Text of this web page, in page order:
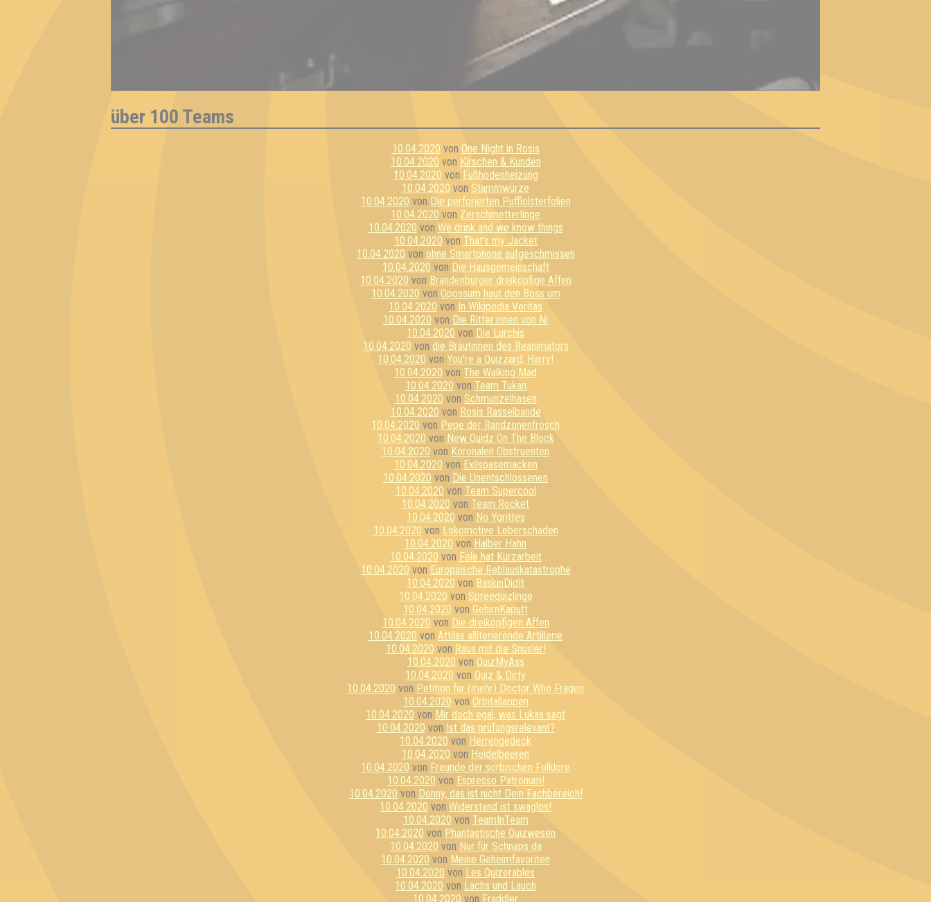
über 100 Teams
10.04.2020 von One Night in Rosis
10.04.2020 von Kirschen & Kunden
10.04.2020 von Fußhodenheizung
10.04.2020 von Stammwürze
10.04.2020 von Die perforierten Pufflolsterfolien
10.04.2020 von Zerschmetterlinge
10.04.2020 von We drink and we know things
10.04.2020 von That's my Jacket
10.04.2020 von ohne Smartphone aufgeschmissen
10.04.2020 von Die Hausgemeinschaft
10.04.2020 von Brandenburger dreiköpfige Affen
10.04.2020 von Opossum haut den Boss um
10.04.2020 von In Wikipedia Veritas
10.04.2020 von Die Ritter:innen von Ni
10.04.2020 von Die Lurchis
10.04.2020 von die Bräutinnen des Reanimators
10.04.2020 von You're a Quizzard, Harry!
10.04.2020 von The Walking Mad
10.04.2020 von Team Tukan
10.04.2020 von Schmunzelhasen
10.04.2020 von Rosis Rasselbande
10.04.2020 von Pepe der Randzonenfrosch
10.04.2020 von New Quidz On The Block
10.04.2020 von Koronalen Obstruenten
10.04.2020 von Exilspasemacken
10.04.2020 von Die Unentschlossenen
10.04.2020 von Team Supercool
10.04.2020 von Team Rocket
10.04.2020 von No Ygrittes
10.04.2020 von Lokomotive Leberschaden
10.04.2020 von Halber Hahn
10.04.2020 von Fele hat Kurzarbeit
10.04.2020 von Europäische Reblauskatastrophe
10.04.2020 von BaskinDidIt
10.04.2020 von Spreequizlinge
10.04.2020 von GehirnKaputt
10.04.2020 von Die dreiköpfigen Affen
10.04.2020 von Attilas alliterierende Artillerie
10.04.2020 von Raus mit die Snüsler!
10.04.2020 von QuizMyAss
10.04.2020 von Quiz & Dirty
10.04.2020 von Petition für (mehr) Doctor Who Fragen
10.04.2020 von Orbitallappen
10.04.2020 von Mir doch egal, was Lukas sagt
10.04.2020 von Ist das prüfungsrelevant?
10.04.2020 von Herrengedeck
10.04.2020 von Heidelbeeren
10.04.2020 von Freunde der sorbischen Folklore
10.04.2020 von Espresso Patronum!
10.04.2020 von Donny, das ist nicht Dein Fachbereich!
10.04.2020 von Widerstand ist swaglos!
10.04.2020 von TeamInTeam
10.04.2020 von Phantastische Quizwesen
10.04.2020 von Nur für Schnaps da
10.04.2020 von Meine Geheimfavoriten
10.04.2020 von Les Quizerables
10.04.2020 von Lachs und Lauch
10.04.2020 von Fraddler